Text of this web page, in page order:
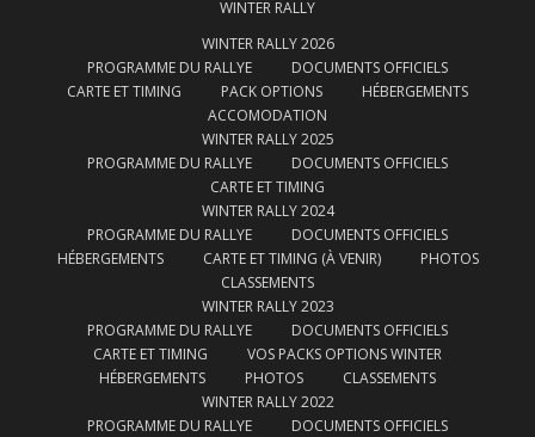
WINTER RALLY
WINTER RALLY 2026
PROGRAMME DU RALLYE
DOCUMENTS OFFICIELS
CARTE ET TIMING
PACK OPTIONS
HÉBERGEMENTS
ACCOMODATION
WINTER RALLY 2025
PROGRAMME DU RALLYE
DOCUMENTS OFFICIELS
CARTE ET TIMING
WINTER RALLY 2024
PROGRAMME DU RALLYE
DOCUMENTS OFFICIELS
HÉBERGEMENTS
CARTE ET TIMING (À VENIR)
PHOTOS
CLASSEMENTS
WINTER RALLY 2023
PROGRAMME DU RALLYE
DOCUMENTS OFFICIELS
CARTE ET TIMING
VOS PACKS OPTIONS WINTER
HÉBERGEMENTS
PHOTOS
CLASSEMENTS
WINTER RALLY 2022
PROGRAMME DU RALLYE
DOCUMENTS OFFICIELS